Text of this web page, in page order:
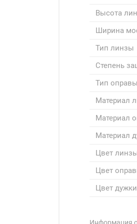
Высота
Ширина
Тип линзы
Степень
Тип оправы
Материал
Материал
Материал
Цвет
Цвет
Цвет дужки
Информация о